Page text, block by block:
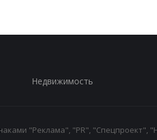
Недвижимость
"Реклама", "PR", "Спецпроект",